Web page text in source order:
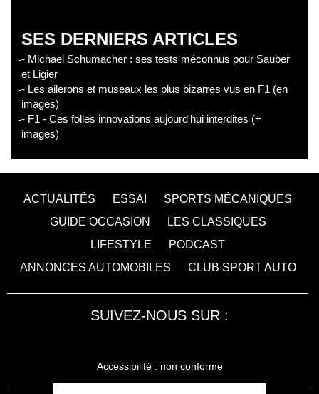
SES DERNIERS ARTICLES
- Michael Schumacher : ses tests méconnus pour Sauber
et Ligier
- Les ailerons et museaux les plus bizarres vus en F1 (en
images)
- F1 - Ces folles innovations aujourd'hui interdites (+
images)
ACTUALITÉS ESSAI
SPORTS MÉCANIQUES
GUIDE OCCASION
LES CLASSIQUES
LIFESTYLE
PODCAST
ANNONCES AUTOMOBILES
CLUB SPORT AUTO
SUIVEZ-NOUS SUR :
Accessibilité : non conforme